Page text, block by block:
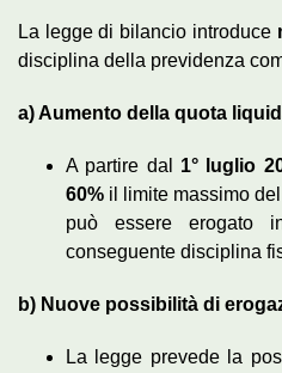
La legge di bilancio introduce
disciplina della previdenza
a) Aumento della quota
A partire dal 1° luglio
60% il limite massimo
può essere erogato
conseguente disciplina
b) Nuove possibilità di
La legge prevede la